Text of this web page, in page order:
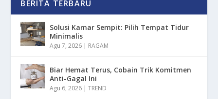
BERITA TERBARU
Solusi Kamar Sempit: Pilih Tempat Tidur
Minimalis
Agu 7, 2026 | RAGAM
Biar Hemat Terus, Cobain Trik Komitmen
Anti-Gagal Ini
Agu 6, 2026 |TREND